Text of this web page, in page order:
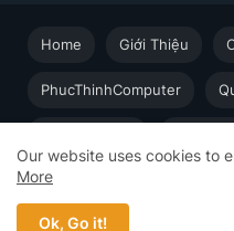
Học Online cùng Chuyên gia -
người đi làm © 2023 - 2026
Home Giới Thiệu
PhucThinhComputer
Our website uses cookies to
More
Ok, Go it!